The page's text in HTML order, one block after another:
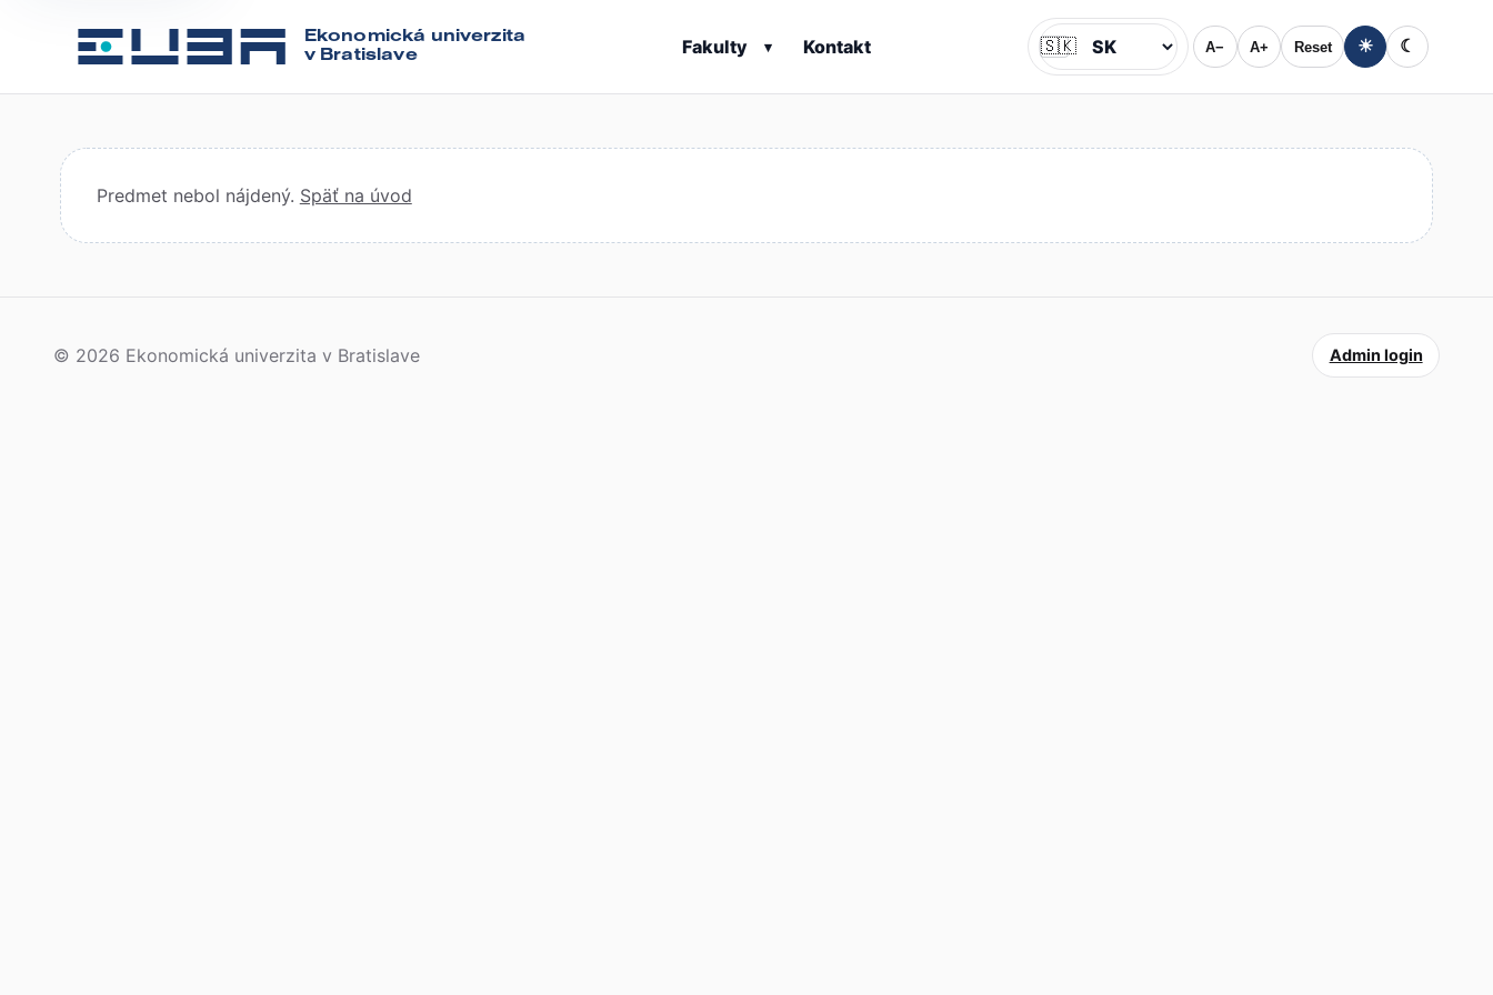
Ekonomická univerzita
v Bratislave
Fakulty ▾ Kontakt Jazyk
🇸🇰 A− A+ Reset ☀ ☾
Predmet nebol nájdený. Späť na úvod
© 2026 Ekonomická univerzita v Bratislave Admin login